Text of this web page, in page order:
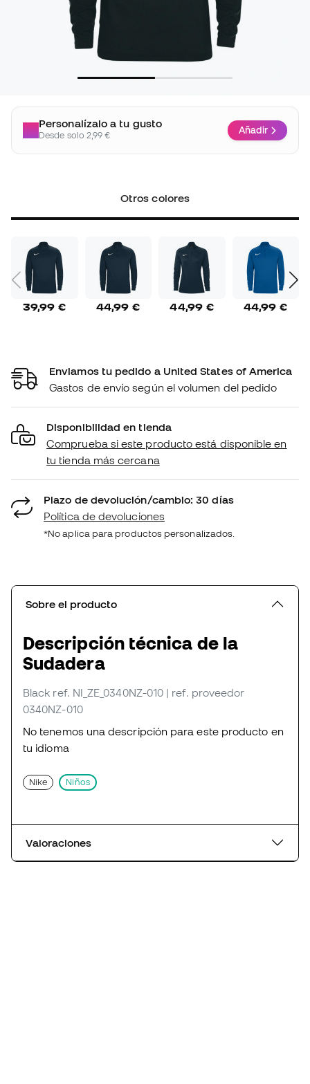
Personalízalo a tu gusto
Desde solo 2,99 € Añadir
Otros colores
39,99 € 44,99 € 44,99 € 44,99 €
Enviamos tu pedido a United States of America
Gastos de envío según el volumen del pedido
Disponibilidad en tienda
Comprueba si este producto está disponible en
tu tienda más cercana
Plazo de devolución/cambio: 30 días
Política de devoluciones
*No aplica para productos personalizados.
Sobre el producto
Descripción técnica de la
Sudadera
Black ref. NI_ZE_0340NZ-010 | ref. proveedor
0340NZ-010
No tenemos una descripción para este producto en
tu idioma
Nike Niños
Valoraciones